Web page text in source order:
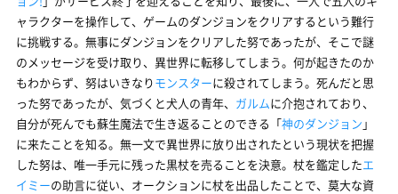
ャラクターを操作して、ゲームのダンジョンをクリアするという難行
に挑戦する。無事にダンジョンをクリアした努であったが、そこで謎
のメッセージを受け取り、異世界に転移してしまう。何が起きたのか
もわからず、努はいきなりモンスターに殺されてしまう。死んだと思
った努であったが、気づくと犬人の青年、 ガルムに介抱されており、
自分が死んでも蘇生魔法で生き返ることのできる「神のダンジョン 」
に来たことを知る。無一文で異世界に放り出されたという現状を把握
した努は、唯一手元に残った黒杖を売ることを決意。杖を鑑定したエ
イミーの助言に従い、オークションに杖を出品したことで、莫大な資